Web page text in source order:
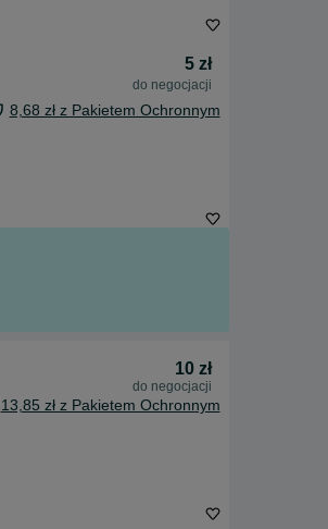
5 zł
do negocjacji
8,68 zł z Pakietem Ochronnym
10 zł
do negocjacji
13,85 zł z Pakietem Ochronnym